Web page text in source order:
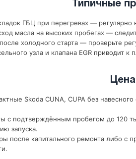
Типичные
ГБЦ при перегревах — регулярно
масла на высоких пробегах —
холодного старта — проверьте
узла и клапана EGR
Skoda CUNA, CUPA без
с подтверждённым пробегом до 120
запуска.
после капитального ремонта либо с